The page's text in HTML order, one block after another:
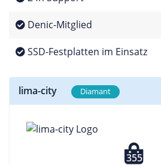
Denic-Mitglied
SSD-Festplatten im Einsatz
lima-city Diamant
355